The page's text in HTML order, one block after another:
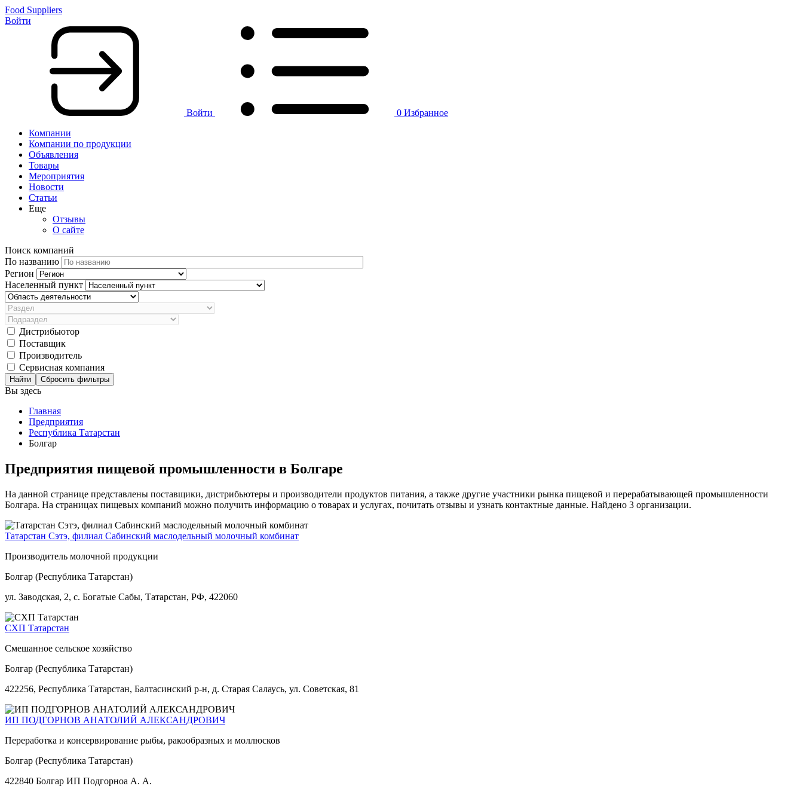
Food Suppliers
Войти
Войти 0 Избранное
Компании
Компании по продукции
Объявления
Товары
Мероприятия
Новости
Статьи
Еще
Отзывы
О сайте
Поиск компаний
По названию
Регион
Населенный пункт
Дистрибьютор
Поставщик
Производитель
Сервисная компания
Сбросить фильтры
Вы здесь
Главная
Предприятия
Республика Татарстан
Болгар
Предприятия пищевой промышленности в Болгаре
На данной странице представлены поставщики, дистрибьютеры и производители продуктов питания, а также другие участники рынка пищевой и перерабатывающей промышленности
Болгара. На страницах пищевых компаний можно получить информацию о товарах и услугах, почитать отзывы и узнать контактные данные. Найдено 3 организации.
Татарстан Сэтэ, филиал Сабинский маслодельный молочный комбинат
Производитель молочной продукции
Болгар (Республика Татарстан)
ул. Заводская, 2, с. Богатые Сабы, Татарстан, РФ, 422060
СХП Татарстан
Смешанное сельское хозяйство
Болгар (Республика Татарстан)
422256, Республика Татарстан, Балтасинский р-н, д. Старая Салаусь, ул. Советская, 81
ИП ПОДГОРНОВ АНАТОЛИЙ АЛЕКСАНДРОВИЧ
Переработка и консервирование рыбы, ракообразных и моллюсков
Болгар (Республика Татарстан)
422840 Болгар ИП Подгорноа А. А.